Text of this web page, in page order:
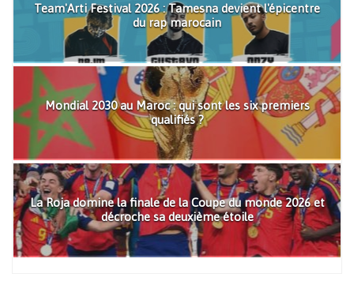
Team'Arti Festival 2026 : Tamesna devient l'épicentre
du rap marocain
Mondial 2030 au Maroc : qui sont les six premiers
qualifiés ?
La Roja domine la finale de la Coupe du monde 2026 et
décroche sa deuxième étoile